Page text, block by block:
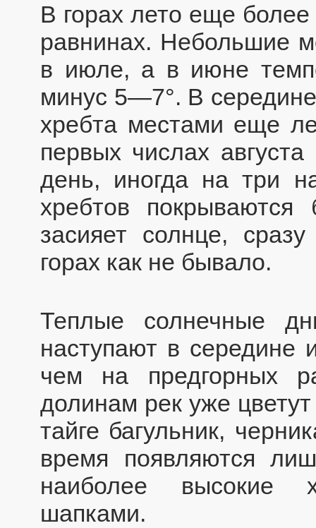
В горах лето еще
равнинах. Небольшие
в июле, а в июне
минус 5—7°. В
хребта местами еще
первых числах
день, иногда на три
хребтов
засияет солнце,
горах как не бывало.
Теплые солнечные
наступают в
чем на предгорных
долинам рек уже
тайге багульник,
время появляются
наиболее высокие
шапками.